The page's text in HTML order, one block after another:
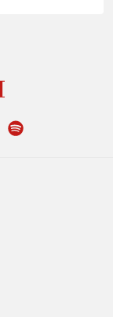
WhatsApp